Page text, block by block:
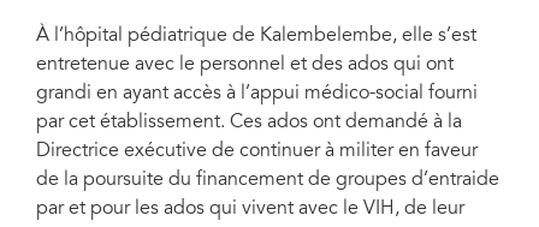
À l’hôpital pédiatrique de Kalembelembe, elle s’est
entretenue avec le personnel et des ados qui ont
grandi en ayant accès à l’appui médico-social fourni
par cet établissement. Ces ados ont demandé à la
Directrice exécutive de continuer à militer en faveur
de la poursuite du financement de groupes d’entraide
par et pour les ados qui vivent avec le VIH, de leur